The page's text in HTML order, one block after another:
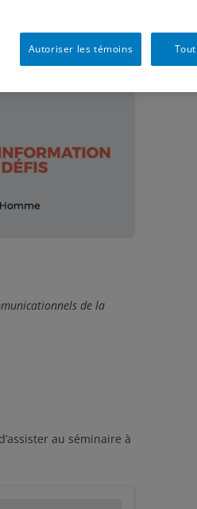
de la
au séminaire à
Autoriser les témoins